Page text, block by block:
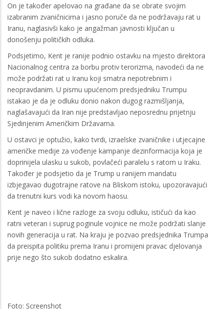
On je također apelovao na građane da se obrate svojim
izabranim zvaničnicima i jasno poruče da ne podržavaju rat u
Iranu, naglasivši kako je angažman javnosti ključan u
donošenju političkih odluka.
Podsjetimo, Kent je ranije podnio ostavku na mjesto direktora
Nacionalnog centra za borbu protiv terorizma, navodeći da ne
može podržati rat u Iranu koji smatra nepotrebnim i
neopravdanim. U pismu upućenom predsjedniku Trumpu
istakao je da je odluku donio nakon dugog razmišljanja,
naglašavajući da Iran nije predstavljao neposrednu prijetnju
Sjedinjenim Američkim Državama.
U ostavci je optužio, kako tvrdi, izraelske zvaničnike i utjecajne
američke medije za vođenje kampanje dezinformacija koja je
doprinijela ulasku u sukob, povlačeći paralelu s ratom u Iraku.
Također je podsjetio da je Trump u ranijem mandatu
izbjegavao dugotrajne ratove na Bliskom istoku, upozoravajući
da trenutni kurs vodi ka novom haosu.
Kent je naveo i lične razloge za svoju odluku, ističući da kao
ratni veteran i suprug poginule vojnice ne može podržati slanje
novih generacija u rat. Na kraju je pozvao predsjednika Trumpa
da preispita politiku prema Iranu i promijeni pravac djelovanja
prije nego što sukob dodatno eskalira.
Foto: Screenshot